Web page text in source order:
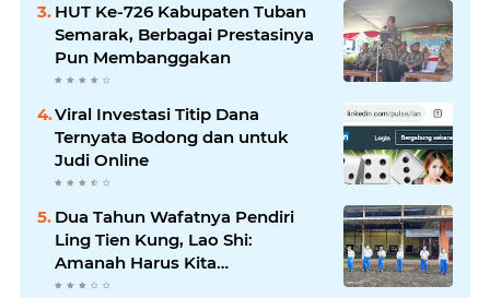
HUT Ke-726 Kabupaten Tuban
Semarak, Berbagai Prestasinya
Pun Membanggakan
Viral Investasi Titip Dana
Ternyata Bodong dan untuk
Judi Online
Dua Tahun Wafatnya Pendiri
Ling Tien Kung, Lao Shi:
Amanah Harus Kita
Laksanakan!